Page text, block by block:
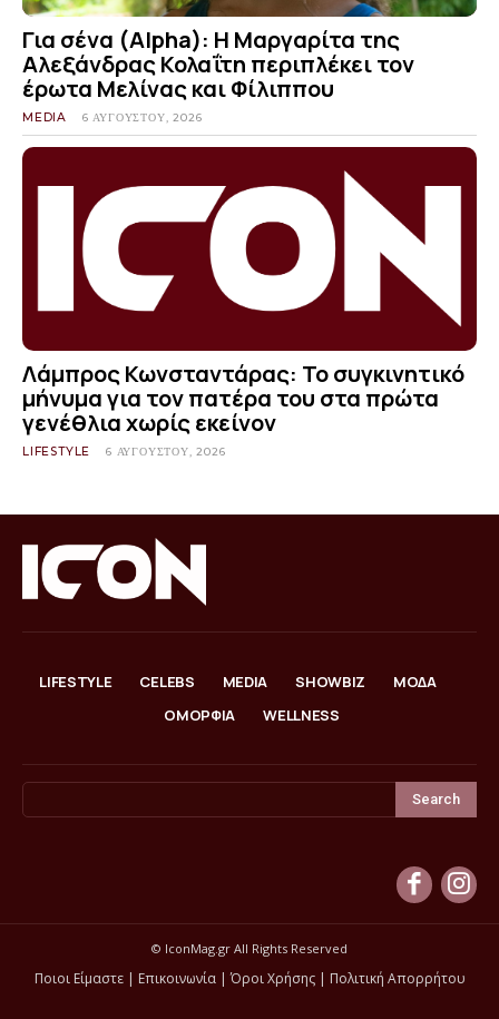
Για σένα (Alpha): Η Μαργαρίτα της
Αλεξάνδρας Κολαΐτη περιπλέκει τον
έρωτα Μελίνας και Φίλιππου
MEDIA 6 ΑΥΓΟΎΣΤΟΥ, 2026
Λάμπρος Κωνσταντάρας: Το συγκινητικό
μήνυμα για τον πατέρα του στα πρώτα
γενέθλια χωρίς εκείνον
LIFESTYLE 6 ΑΥΓΟΎΣΤΟΥ, 2026
LIFESTYLE CELEBS MEDIA SHOWBIZ
ΜΟΔΑ
ΟΜΟΡΦΙΑ
WELLNESS
Search
© IconMag.gr All Rights Reserved
Ποιοι Είμαστε| Επικοινωνία|Όροι Χρήσης| Πολιτική Απορρήτου